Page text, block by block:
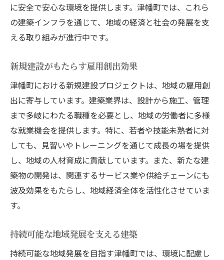
に安全で安心な環境を提供します。津幡町では、これら
の建築インフラを通じて、地域の経済と社会の発展を支
える取り組みが進行中です。
新規建設がもたらす雇用創出効果
津幡町における新規建設プロジェクトは、地域の雇用創
出に寄与しています。建築業界は、設計から施工、管理
まで多岐にわたる職種を必要とし、地域の労働者に多様
な就業機会を提供します。特に、若者や技能未熟者に対
しても、見習いやトレーニングを通じて成長の場を提供
し、地域の人材育成に貢献しています。また、新たな建
築物の開発は、関連するサービス業や供給チェーンにも
波及効果をもたらし、地域経済全体を活性化させていま
す。
持続可能な地域発展を支える建築
持続可能な地域発展を目指す津幡町では、環境に配慮し